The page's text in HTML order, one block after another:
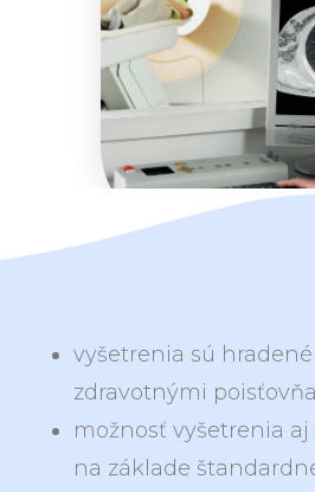
vyšetrenia sú
zdravotnými
možnosť vyšetrenia
na základe